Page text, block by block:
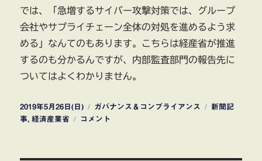
では、「急増するサイバー攻撃対策では、グループ
会社やサプライチェーン全体の対処を進めるよう求
める」なんてのもあります。こちらは経産省が推進
するのも分かるんですが、内部監査部門の報告先に
ついてはよくわかりません。
投
稿
2019年5月26日(日)
カ
テ
ガバナンス＆コンプライアンス
タ
新聞記
事,経済産業省
内
コメント